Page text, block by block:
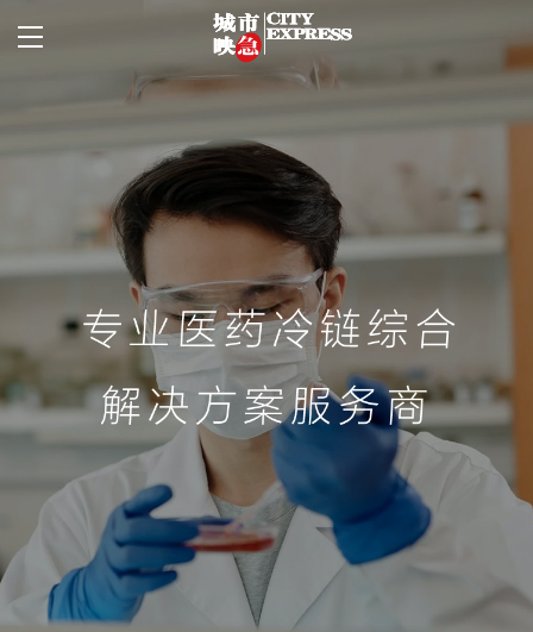
早筛大会 | 专注医药冷链服务，提供生物